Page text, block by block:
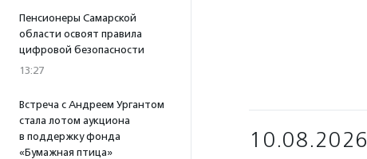
Пенсионеры Самарской
области освоят правила
цифровой безопасности
13:27
Встреча с Андреем Ургантом
стала лотом аукциона
в поддержку фонда
«Бумажная птица»
10.08.2026